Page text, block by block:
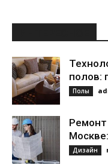
полов:
Полы
Ремонт
Дизайн